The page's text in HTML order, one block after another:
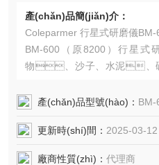
產(chǎn)品簡(jiǎn)介：
Coleparmer 行星式研磨儀
BM-600（原8200）行星式
物、沙子、水泥、
產(chǎn)品型號(hào)： BM-
更新時(shí)間： 2025-03-12
廠商性質(zhì)： 代理商